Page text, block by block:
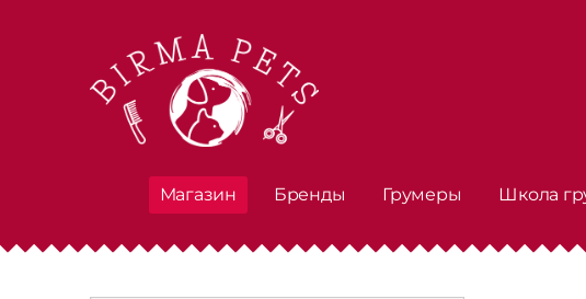
Магазин Бренды Грумеры Школа